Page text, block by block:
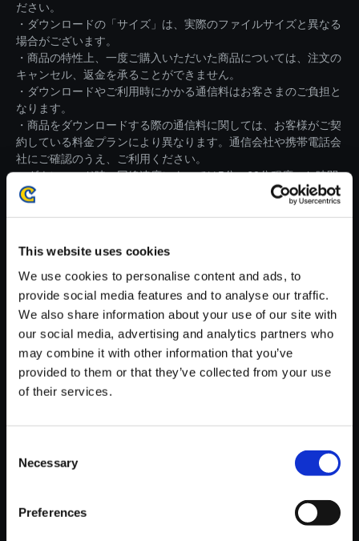
This website uses cookies
We use cookies to personalise content and ads, to
provide social media features and to analyse our traffic.
We also share information about your use of our site with
our social media, advertising and analytics partners who
may combine it with other information that you’ve
provided to them or that they’ve collected from your use
of their services.
Selection
Necessary
Preferences
ださい。
・ダウンロードの「サイズ」は、実際のファイルサイズと異なる
場合がございます。
・商品の特性上、一度ご購入いただいた商品については、注文の
キャンセル、返金を承ることができません。
・ダウンロードやご利用時にかかる通信料はお客さまのご負担と
なります。
・商品をダウンロードする際の通信料に関しては、お客様がご契
約している料金プランにより異なります。通信会社や携帯電話会
社にご確認のうえ、ご利用ください。
・ダウンロード時、回線速度によっては5分～60分程度のお時間
がかかる場合がございます。
※ご購入いただいたファイルのダウンロードの際には、通信環境
【単曲】ストリートファイターII
I サードストライク オリジナ
150円